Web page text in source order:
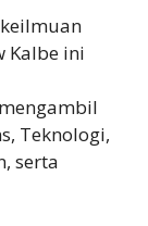
Kalbe ini
Teknologi,
serta